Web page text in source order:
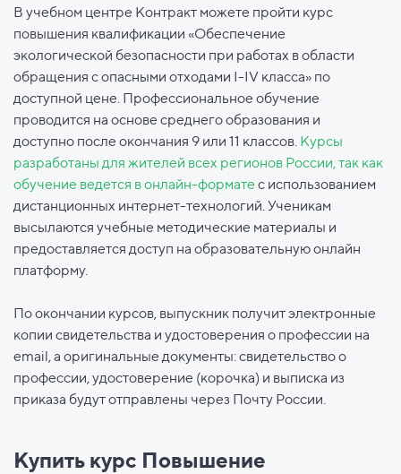
В учебном центре Контракт можете пройти курс
повышения квалификации «Обеспечение
экологической безопасности при работах в области
обращения с опасными отходами I-IV класса» по
доступной цене. Профессиональное обучение
проводится на основе среднего образования и
доступно после окончания 9 или 11 классов. Курсы
разработаны для жителей всех регионов России, так как
обучение ведется в онлайн-формате с использованием
дистанционных интернет-технологий. Ученикам
высылаются учебные методические материалы и
предоставляется доступ на образовательную онлайн
платформу.
По окончании курсов, выпускник получит электронные
копии свидетельства и удостоверения о профессии на
email, а оригинальные документы: свидетельство о
профессии, удостоверение (корочка) и выписка из
приказа будут отправлены через Почту России.
Купить курс Повышение